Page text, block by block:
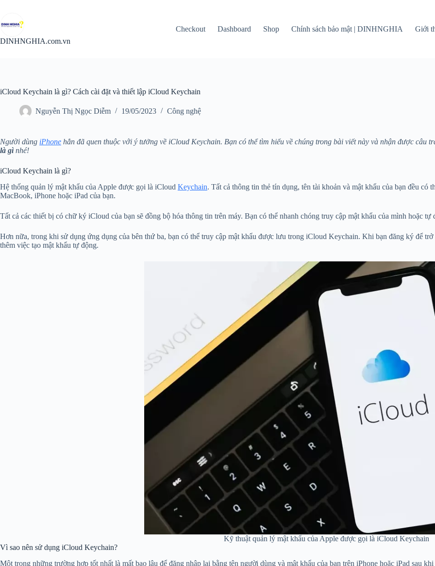
phần
nội
dung
DINHNGHIA.com.vn
Checkout Dashboard Shop Chính sách bảo mật | DINHNGHIA Giới
iCloud Keychain là gì? Cách cài đặt và thiết lập iCloud Keychain
Nguyễn Thị Ngọc Diễm 19/05/2023 Công nghệ
Người dùng iPhone hẳn đã quen thuộc với ý tưởng về iCloud Keychain. Bạn có thể tìm hiểu về chúng trong bài viết này và nhận được câu
là gì nhé!
iCloud Keychain là gì?
Hệ thống quản lý mật khẩu của Apple được gọi là iCloud Keychain. Tất cả thông tin thẻ tín dụng, tên tài khoản và mật khẩu của bạn đều
MacBook, iPhone hoặc iPad của bạn.
Tất cả các thiết bị có chữ ký iCloud của bạn sẽ đồng bộ hóa thông tin trên máy. Bạn có thể nhanh chóng truy cập mật khẩu của mình hoặc
Hơn nữa, trong khi sử dụng ứng dụng của bên thứ ba, bạn có thể truy cập mật khẩu được lưu trong iCloud Keychain. Khi bạn đăng ký để
thêm việc tạo mật khẩu tự động.
Kỹ thuật quản lý mật khẩu của Apple được gọi là iCloud Keychain
Vì sao nên sử dụng iCloud Keychain?
Một trong những trường hợp tốt nhất là mất bao lâu để đăng nhập lại bằng tên người dùng và mật khẩu của bạn trên iPhone hoặc iPad sau